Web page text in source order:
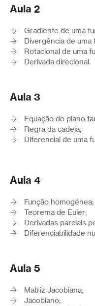
Aula 2
Gradiente de uma
Divergência de uma
Rotacional de uma
Derivada direcional.
Aula 3
Equação do plano
Regra da cadeia;
Diferencial de uma
Aula 4
Função homogénea;
Teorema de Euler;
Derivadas parciais
Diferenciabilidade
Aula 5
Matriz Jacobiana;
Jacobiano;